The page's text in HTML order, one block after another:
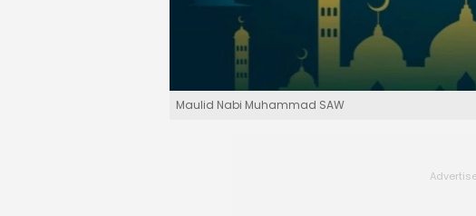
Maulid Nabi Muhammad SAW